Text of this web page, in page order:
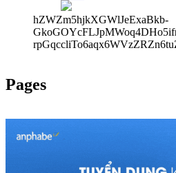
hZWZm5hjkXGWlJeExaBkb-
Pages